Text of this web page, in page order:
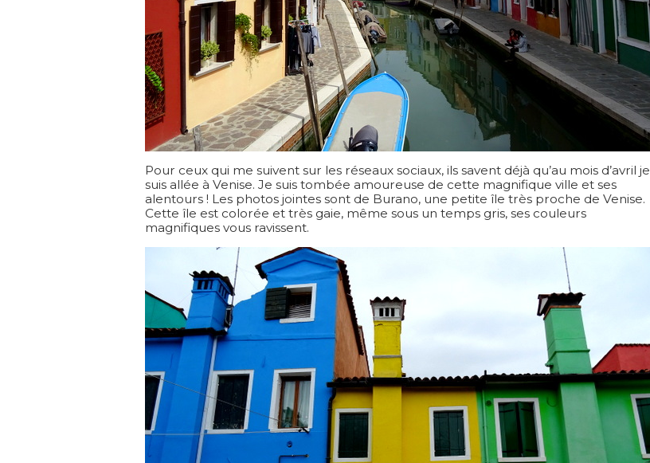
Pour ceux qui me suivent sur les réseaux sociaux, ils savent déjà qu’au mois d’avril je
suis allée à Venise. Je suis tombée amoureuse de cette magnifique ville et ses
alentours ! Les photos jointes sont de Burano, une petite île très proche de Venise.
Cette île est colorée et très gaie, même sous un temps gris, ses couleurs
magnifiques vous ravissent.